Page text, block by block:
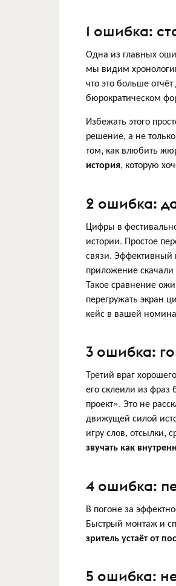
1 ошибка:
Одна из главных
мы видим
что это больше
бюрократическом
Избежать этого
решение, а не
том, как влюбить
история, которую
2 ошибка:
Цифры в
истории. Простое
связи.
приложение
Такое сравнение
перегружать экран
кейс в вашей
3 ошибка:
Третий враг
его склеили из
проект». Это не
движущей силой
игру слов, отсылки,
звучать как
4 ошибка:
В погоне за
Быстрый монтаж и
зритель устаёт от
5 ошибка: